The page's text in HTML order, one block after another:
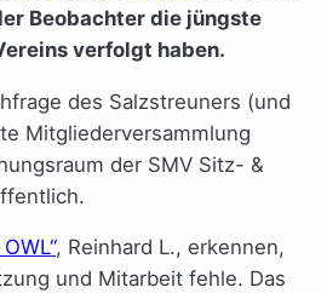
Beobachter die jüngste
verfolgt haben.
des Salzstreuners (und
Mitgliederversammlung
der SMV Sitz- &
, Reinhard L., erkennen,
und Mitarbeit fehle. Das